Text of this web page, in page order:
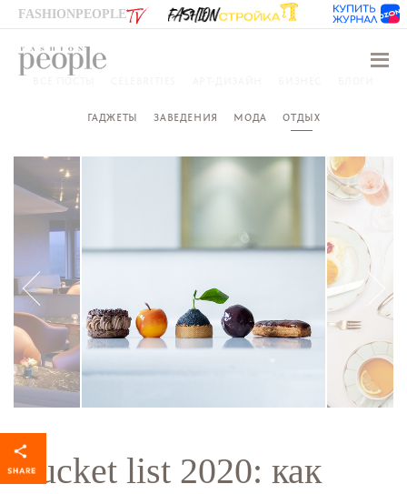
FASHIONPEOPLE
ГАДЖЕТЫ ЗАВЕДЕНИЯ МОДА ОТДЫХ
Bucket list 2020: как